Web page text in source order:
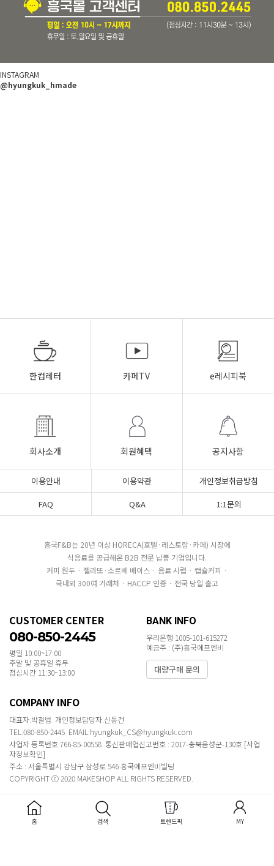
INSTAGRAM
@hyungkuk_hmade
한컵레터 카페TV e레시피북
회사소개 회원혜택 공지사항
이용안내 이용약관
개인정보취급방침
FAQ
Q&A 1:1문의
흥국F&B는 20년 이상 HORECA(호텔·레스토랑·카페) 시장에
식음료를 공급해온 B2B 전문 납품 기업입니다.
커피 원두 · 젤라또·소르베 베이스 · 음료 시럽 · 캡슐커피 ·
국내외 300여 거래처 · HACCP 인증 · 전국 당일 출고
CUSTOMER CENTER
080-850-2445
평일 10:00~17:00
주말 및 공휴일 휴무
점심시간 11:30~13:00
BANK INFO
우리은행 1005-101-615272
예금주 : (주)흥국에프엔비
대량구매 문의
COMPANY INFO
대표자:박철범 개인정보담당자:신동건
TEL:080-850-2445 EMAIL:hyungkuk_CS@hyungkuk.com
사업자 등록번호:766-85-00558 통신판매업신고번호 : 2017-충북음성군-130호 [사업
자정보확인]
주소 : 서울특별시 강남구 삼성로 546 흥국에프엔비빌딩
COPYRIGHT ⓒ 2020 MAKESHOP ALL RIGHTS RESERVED.
홈 검색 트렌드픽 MY